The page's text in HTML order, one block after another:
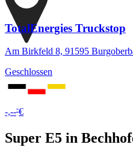
TotalEnergies Truckstop
Am Birkfeld 8, 91595
Geschlossen
-,---€
Super E5 in